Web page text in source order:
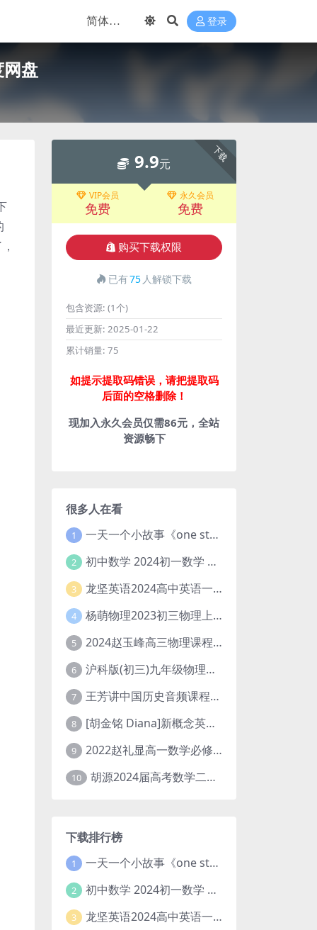
登录
盘
下载
9.9元
VIP会员
免费
永久会员
免费
购买下载权限
已有75 人解锁下载
包含资源: (1个)
最近更新: 2025-01-22
累计销量: 75
如提示提取码错误，请把提取码
后面的空格删除！
现加入永久会员仅需86元，全站
资源畅下
很多人在看
1 一天一个小故事《one story a day》初中版 百度网盘分享下载
2 初中数学 2024初一数学 朱韬数学 S班春季下 A+班春季下 百度云网盘
3 龙坚英语2024高中英语一轮系统班(全国卷+北京卷)
4 杨萌物理2023初三物理上秋季A+班(视频+讲义) 百度网盘分享
5 2024赵玉峰高三物理课程24年高考物理一轮复习网课教程
6 沪科版(初三)九年级物理全一册网课教学视频全集(录播版 杜春雨 66讲)
7 王芳讲中国历史音频课程全集(上下五千年)
8 [胡金铭 Diana]新概念英语第1册教学视频课程(全集 百度网盘下载)
9 2022赵礼显高一数学必修一课程视频资源(秋季班 含讲义)百度网盘云
10 胡源2024届高考数学二轮寒假春季精讲 百度网盘分享
下载排行榜
1 一天一个小故事《one story a day》初中版 百度网盘分享下载
2 初中数学 2024初一数学 朱韬数学 S班春季下 A+班春季下 百度云网盘
3 龙坚英语2024高中英语一轮系统班(全国卷+北京卷)